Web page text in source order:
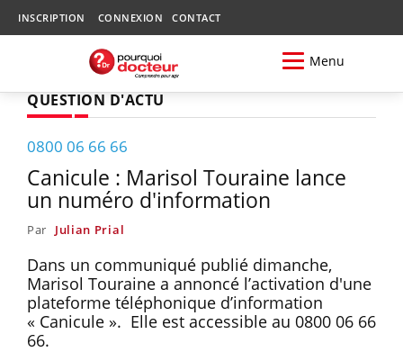
INSCRIPTION CONNEXION CONTACT
Menu
QUESTION D'ACTU
0800 06 66 66
Canicule : Marisol Touraine lance
un numéro d'information
Par Julian Prial
Dans un communiqué publié dimanche,
Marisol Touraine a annoncé l’activation d'une
plateforme téléphonique d’information
« Canicule ». Elle est accessible au 0800 06 66
66.